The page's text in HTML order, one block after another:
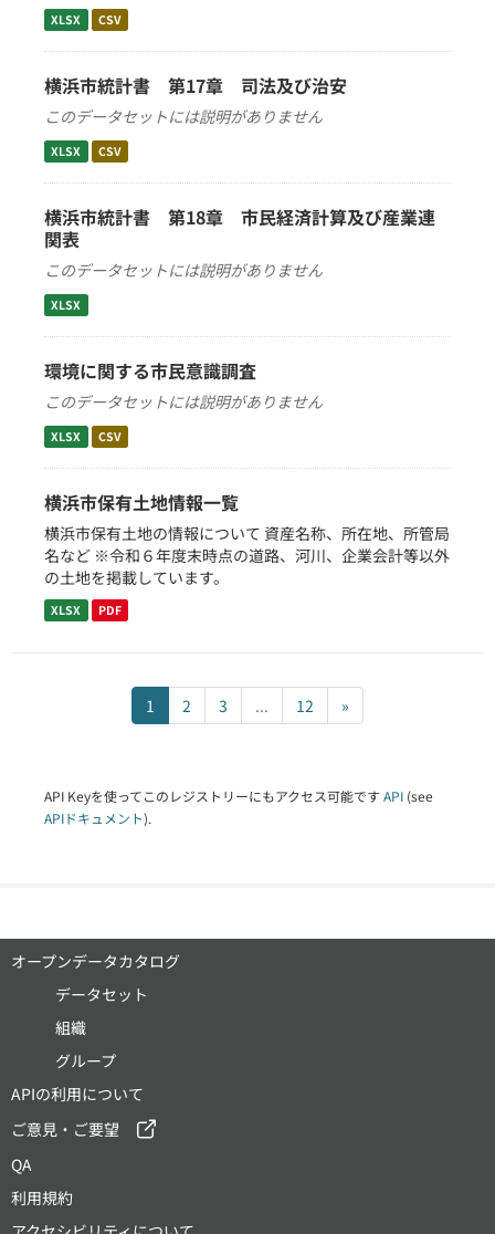
XLSX CSV
横浜市統計書 第17章 司法及び治安
このデータセットには説明がありません
XLSX CSV
横浜市統計書 第18章 市民経済計算及び産業連
関表
このデータセットには説明がありません
XLSX
環境に関する市民意識調査
このデータセットには説明がありません
XLSX CSV
横浜市保有土地情報一覧
横浜市保有土地の情報について 資産名称、所在地、所管局
名など ※令和６年度末時点の道路、河川、企業会計等以外
の土地を掲載しています。
XLSX PDF
1 2 3 ... 12 »
API Keyを使ってこのレジストリーにもアクセス可能です API (see
APIドキュメント).
オープンデータカタログ
データセット
組織
グループ
APIの利用について
ご意見・ご要望
QA
利用規約